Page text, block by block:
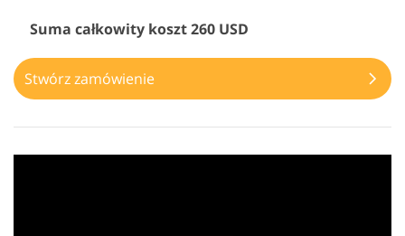
Suma całkowity koszt 260 USD
Stwórz zamówienie